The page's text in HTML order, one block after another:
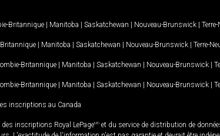
Britannique | Manitoba | Saskatchewan | Nouveau-Brunswick |
| Manitoba | Saskatchewan | Nouveau-Brunswick | Terre-
Britannique | Manitoba | Saskatchewan | Nouveau-Brunswick |
Britannique | Manitoba | Saskatchewan | Nouveau-Brunswick |
inscriptions au Canada
inscriptions Royal LePageMD et du service de distribution de